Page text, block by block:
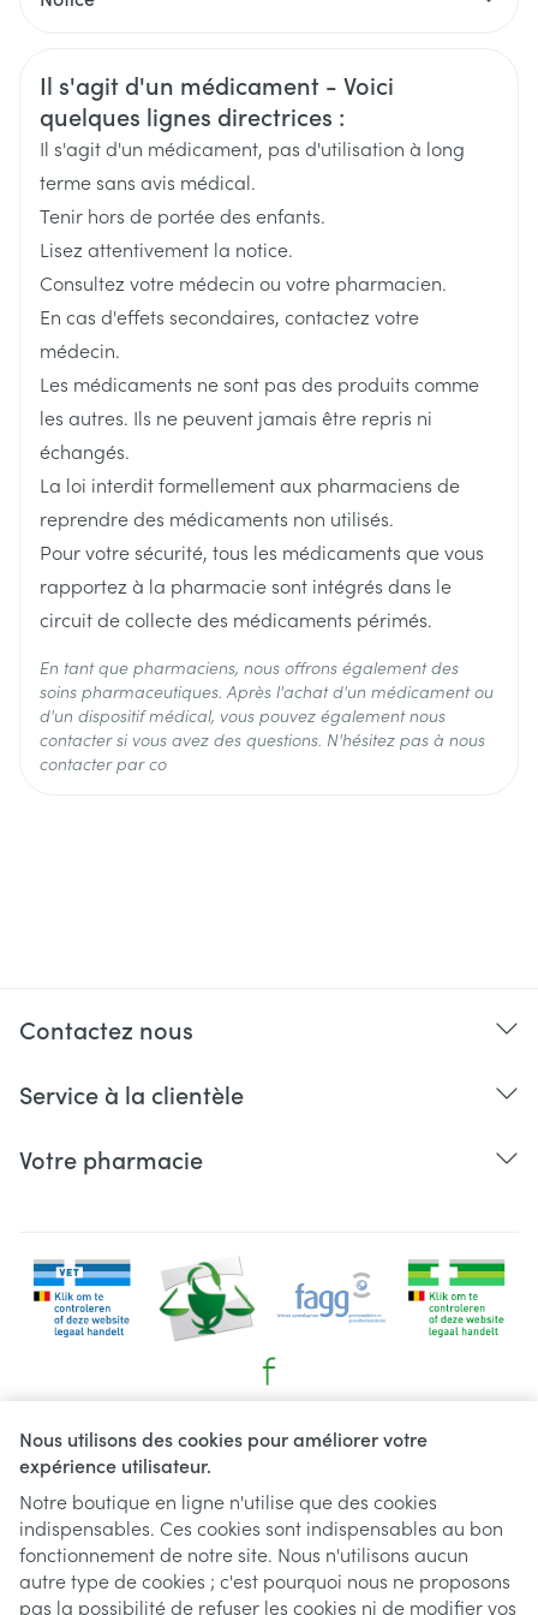
Nous utilisons des cookies pour améliorer votre
expérience utilisateur.
Notre boutique en ligne n'utilise que des cookies
indispensables. Ces cookies sont indispensables au bon
fonctionnement de notre site. Nous n'utilisons aucun
autre type de cookies ; c'est pourquoi nous ne proposons
pas la possibilité de refuser les cookies ni de modifier vos
Dose max.: 0,2 - 0,3 mg/kg/jour
Marques Eurogenerics (EG)
Largeur 40 mm
Longueur 84 mm
Profondeur 32 mm
Quantité Du
Paquet
Ingrédients
bromazépam
Préservation
Température ambiante (15°C -
25°C)
Informations sur la sécurité
Il s'agit d'un médicament - Voici
quelques lignes directrices :
Il s'agit d'un médicament, pas d'utilisation à long
terme sans avis médical.
Tenir hors de portée des enfants.
Lisez attentivement la notice.
Consultez votre médecin ou votre pharmacien.
En cas d'effets secondaires, contactez votre
médecin.
Les médicaments ne sont pas des produits comme
les autres. Ils ne peuvent jamais être repris ni
échangés.
La loi interdit formellement aux pharmaciens de
reprendre des médicaments non utilisés.
Pour votre sécurité, tous les médicaments que vous
rapportez à la pharmacie sont intégrés dans le
circuit de collecte des médicaments périmés.
En tant que pharmaciens, nous offrons également des
soins pharmaceutiques. Après l'achat d'un médicament ou
d'un dispositif médical, vous pouvez également nous
contacter si vous avez des questions. N'hésitez pas à nous
contacter par co
Contactez nous
Service à la clientèle
Votre pharmacie
Liens légaux